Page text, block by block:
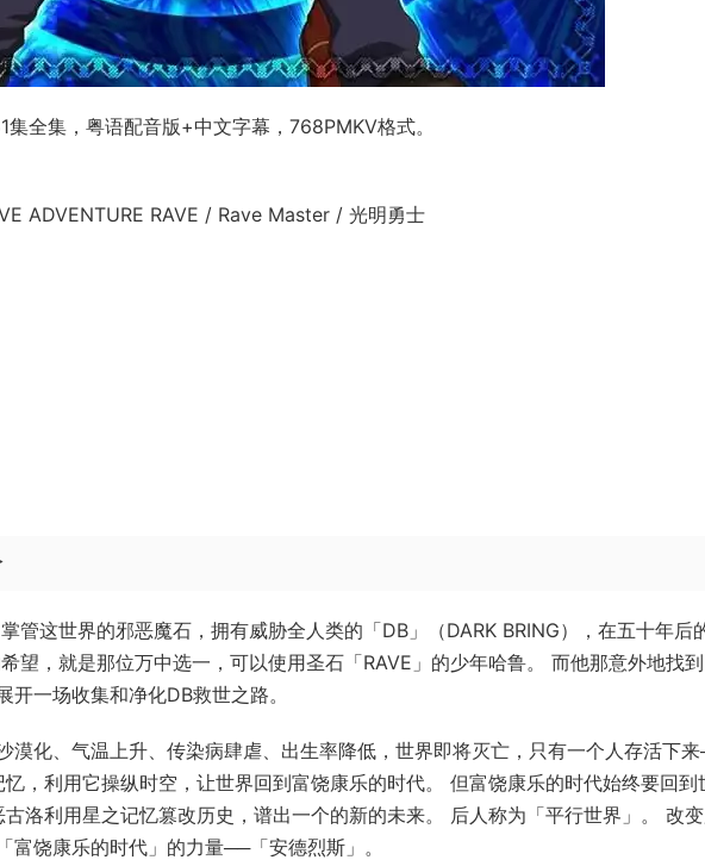
全集，粤语配音版+中文字幕，768PMKV格式。
ADVENTURE RAVE / Rave Master / 光明勇士
管这世界的邪恶魔石，拥有威胁全人类的「DB」（DARK BRING），在五十年后
望，就是那位万中选一，可以使用圣石「RAVE」的少年哈鲁。 而他那意外地找
一场收集和净化DB救世之路。
漠化、气温上升、传染病肆虐、出生率降低，世界即将灭亡，只有一个人存活下
，利用它操纵时空，让世界回到富饶康乐的时代。 但富饶康乐的时代始终要回到
古洛利用星之记忆篡改历史，谱出一个的新的未来。 后人称为「平行世界」。 改
富饶康乐的时代」的力量──「安德烈斯」。